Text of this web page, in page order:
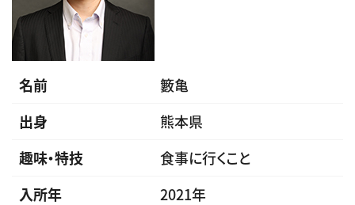
名前
籔亀
出身
熊本県
趣味・特技
食事に行くこと
入所年
2021年